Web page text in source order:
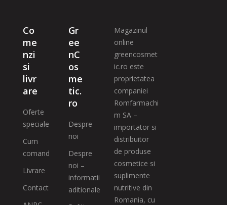
Co
me
nzi
si
livr
are
Oferte
speciale
Cum
comand
Livrare
Contact
Gr
ee
nC
os
me
tic.
ro
Despre
noi
Despre
noi –
informatii
aditionale
Magazinul
online
greencosmet
ic.ro este
proprietatea
companiei
Romfarmachi
m SA –
importator si
distribuitor
de produse
cosmetice si
suplimente
nutritive din
Romania, cu